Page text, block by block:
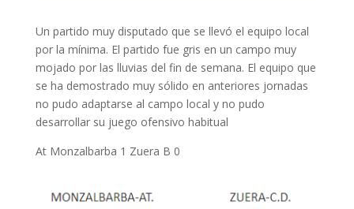
Un partido muy disputado que se llevó el equipo local
por la mínima. El partido fue gris en un campo muy
mojado por las lluvias del fin de semana. El equipo que
se ha demostrado muy sólido en anteriores jornadas
no pudo adaptarse al campo local y no pudo
desarrollar su juego ofensivo habitual
At Monzalbarba 1 Zuera B 0